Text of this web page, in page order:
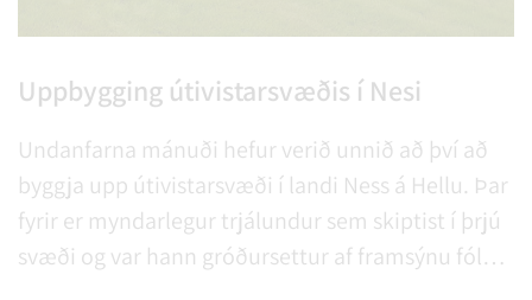
Uppbygging útivistarsvæðis í Nesi
Undanfarna mánuði hefur verið unnið að því að
byggja upp útivistarsvæði í landi Ness á Hellu. Þar
fyrir er myndarlegur trjálundur sem skiptist í þrjú
svæði og var hann gróðursettur af framsýnu fólki